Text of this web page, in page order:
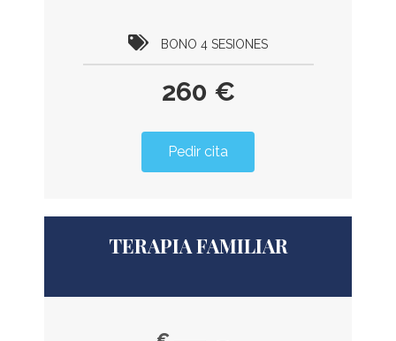
BONO 4 SESIONES
260 €
Pedir cita
TERAPIA FAMILIAR